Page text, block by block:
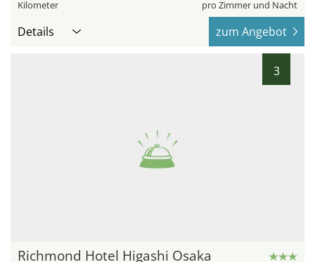
Kilometer pro Zimmer und Nacht
Details zum Angebot
3
Richmond Hotel Higashi Osaka